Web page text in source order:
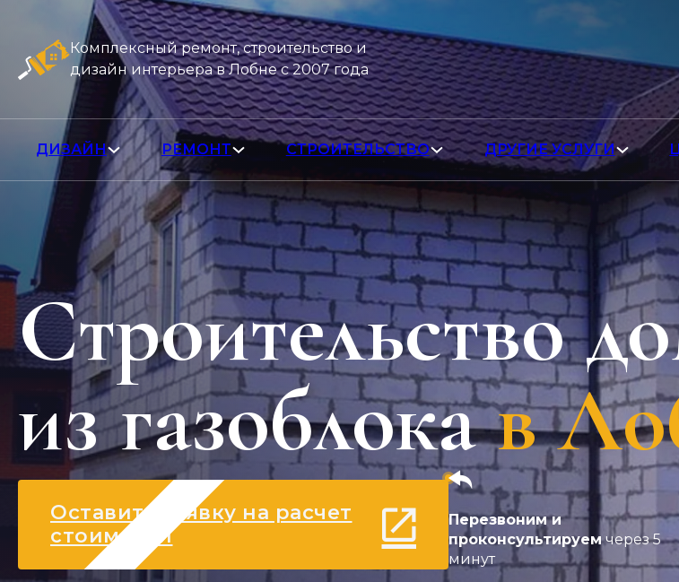
Комплексный ремонт, строительство и
дизайн интерьера в Лобне с 2007 года
ДИЗАЙН РЕМОНТ СТРОИТЕЛЬСТВО ДРУГИЕ УСЛУГИ
Строительство
из газоблокав
Оставить заявку на расчет
стоимости
Перезвоним и
проконсультируемчерез 5
минут